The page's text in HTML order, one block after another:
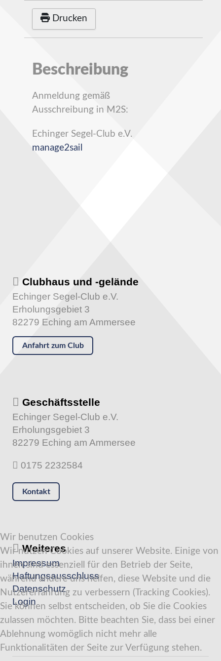
Drucken
Beschreibung
Anmeldung gemäß
Ausschreibung in M2S:
Echinger Segel-Club e.V.
manage2sail
Clubhaus und -gelände
Echinger Segel-Club e.V.
Erholungsgebiet 3
82279 Eching am Ammersee
Anfahrt zum Club
Geschäftsstelle
Echinger Segel-Club e.V.
Erholungsgebiet 3
82279 Eching am Ammersee
0175 2232584
Kontakt
Weiteres
Impressum
Haftungsausschluss
Datenschutz
Login
Wir benutzen Cookies
Wir nutzen Cookies auf unserer Website. Einige von
ihnen sind essenziell für den Betrieb der Seite,
während andere uns helfen, diese Website und die
Nutzererfahrung zu verbessern (Tracking Cookies).
Sie können selbst entscheiden, ob Sie die Cookies
zulassen möchten. Bitte beachten Sie, dass bei einer
Ablehnung womöglich nicht mehr alle
Funktionalitäten der Seite zur Verfügung stehen.